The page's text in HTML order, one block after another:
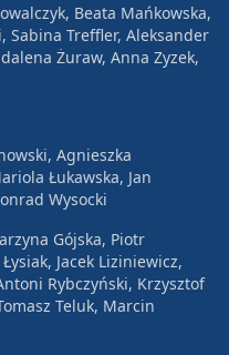
Beata Mańkowska,
Sabina Treffler, Aleksander
Żuraw, Anna Zyzek,
Agnieszka
Łukawska, Jan
Wysocki
Gójska, Piotr
Jacek Liziniewicz,
Rybczyński, Krzysztof
Teluk, Marcin